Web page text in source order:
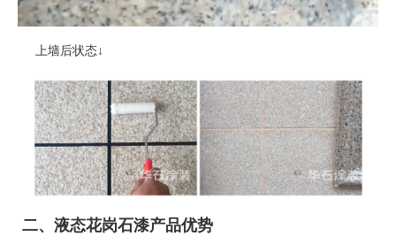
上墙后状态↓
二、液态花岗石漆产品优势